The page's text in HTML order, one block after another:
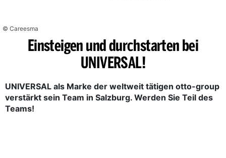
© Careesma
Einsteigen und durchstarten bei
UNIVERSAL!
UNIVERSAL als Marke der weltweit tätigen otto-group
verstärkt sein Team in Salzburg. Werden Sie Teil des
Teams!